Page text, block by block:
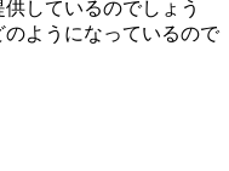
しているのでしょう
ようになっているので